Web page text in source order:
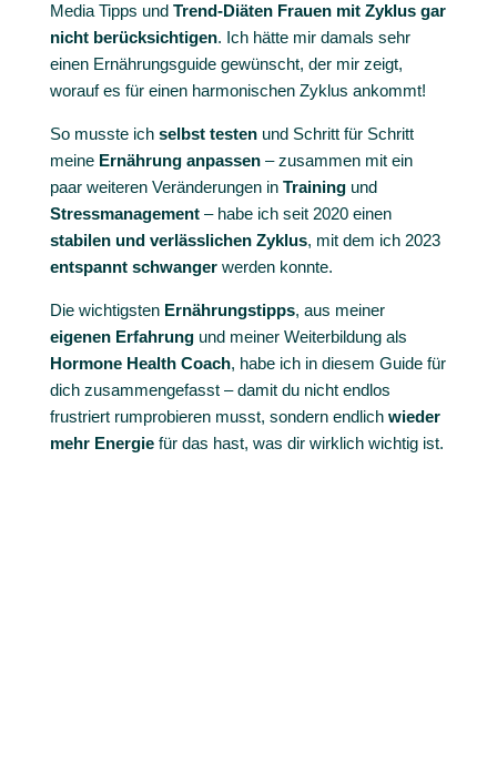
Media Tipps und Trend-Diäten Frauen mit Zyklus gar
nicht berücksichtigen. Ich hätte mir damals sehr
einen Ernährungsguide gewünscht, der mir zeigt,
worauf es für einen harmonischen Zyklus ankommt!
So musste ich selbst testenund Schritt für Schritt
meine Ernährung anpassen– zusammen mit ein
paar weiteren Veränderungen in Trainingund
Stressmanagement– habe ich seit 2020 einen
stabilen und verlässlichen Zyklus, mit dem ich 2023
entspannt schwangerwerden konnte.
Die wichtigsten Ernährungstipps, aus meiner
eigenen Erfahrungund meiner Weiterbildung als
Hormone Health Coach, habe ich in diesem Guide für
dich zusammengefasst – damit du nicht endlos
frustriert rumprobieren musst, sondern endlich wieder
mehr Energiefür das hast, was dir wirklich wichtig ist.